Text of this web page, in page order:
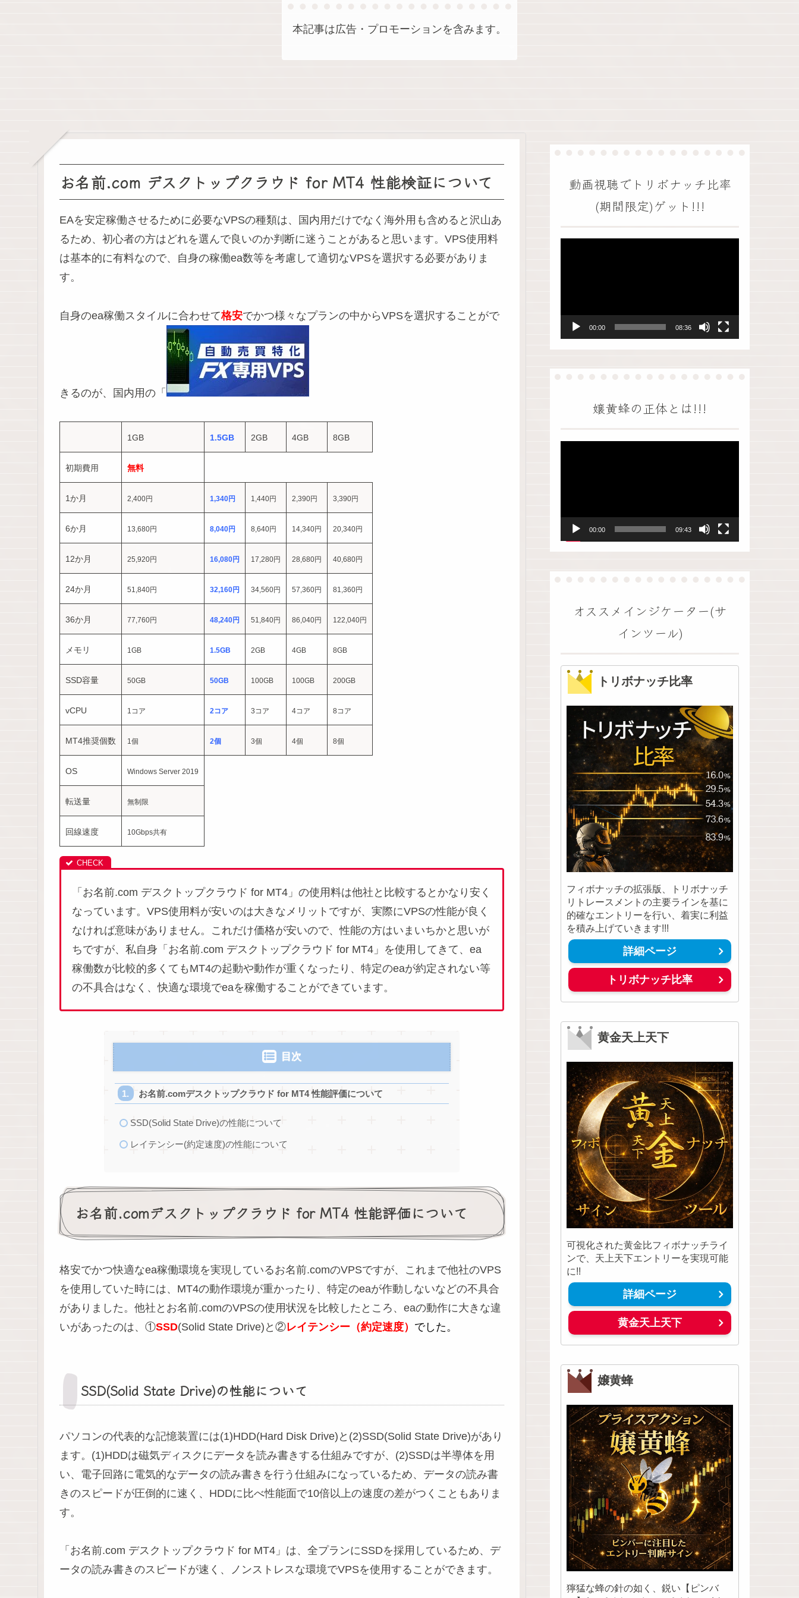
本記事は広告・プロモーションを含みます。
お名前.com デスクトップクラウド for MT4 性能検証について
EAを安定稼働させるために必要なVPSの種類は、国内用だけでなく海外用も含めると沢山あ
るため、初心者の方はどれを選んで良いのか判断に迷うことがあると思います。VPS使用料
は基本的に有料なので、自身の稼働ea数等を考慮して適切なVPSを選択する必要がありま
す。
自身のea稼働スタイルに合わせて格安でかつ様々なプランの中からVPSを選択することがで
きるのが、国内用の「
1GB 1.5GB 2GB 4GB 8GB
初期費用 無料
1か月 2,400円 1,340円 1,440円 2,390円 3,390円
6か月 13,680円 8,040円 8,640円 14,340円 20,340円
12か月 25,920円 16,080円 17,280円 28,680円 40,680円
24か月 51,840円 32,160円 34,560円 57,360円 81,360円
36か月 77,760円 48,240円 51,840円 86,040円 122,040円
メモリ 1GB 1.5GB 2GB 4GB 8GB
SSD容量 50GB 50GB 100GB 100GB 200GB
vCPU 1コア 2コア 3コア 4コア 8コア
MT4推奨個数 1個 2個 3個 4個 8個
OS Windows Server 2019
転送量 無制限
回線速度 10Gbps共有
「お名前.com デスクトップクラウド for MT4」の使用料は他社と比較するとかなり安く
なっています。VPS使用料が安いのは大きなメリットですが、実際にVPSの性能が良く
なければ意味がありません。これだけ価格が安いので、性能の方はいまいちかと思いが
ちですが、私自身「お名前.com デスクトップクラウド for MT4」を使用してきて、ea
稼働数が比較的多くてもMT4の起動や動作が重くなったり、特定のeaが約定されない等
の不具合はなく、快適な環境でeaを稼働することができています。
目次
お名前.comデスクトップクラウド for MT4 性能評価について
SSD(Solid State Drive)の性能について
レイテンシー(約定速度)の性能について
お名前.comデスクトップクラウド for MT4 性能評価について
格安でかつ快適なea稼働環境を実現しているお名前.comのVPSですが、これまで他社のVPS
を使用していた時には、MT4の動作環境が重かったり、特定のeaが作動しないなどの不具合
がありました。他社とお名前.comのVPSの使用状況を比較したところ、eaの動作に大きな違
いがあったのは、①SSD(Solid State Drive)と②レイテンシー（約定速度） でした。
SSD(Solid State Drive)の性能について
パソコンの代表的な記憶装置には(1)HDD(Hard Disk Drive)と(2)SSD(Solid State Drive)があり
ます。(1)HDDは磁気ディスクにデータを読み書きする仕組みですが、(2)SSDは半導体を用
い、電子回路に電気的なデータの読み書きを行う仕組みになっているため、データの読み書
きのスピードが圧倒的に速く、HDDに比べ性能面で10倍以上の速度の差がつくこともありま
す。
「お名前.com デスクトップクラウド for MT4」は、全プランにSSDを採用しているため、デ
ータの読み書きのスピードが速く、ノンストレスな環境でVPSを使用することができます。
動画視聴でトリボナッチ比率
(期間限定)ゲット!!!
ヤ
00:00 08:36
嬢黄蜂の正体とは!!!
ヤ
00:00 09:43
オススメインジケーター(サ
インツール)
トリボナッチ比率
フィボナッチの拡張版、トリボナッチ
リトレースメントの主要ラインを基に
的確なエントリーを行い、着実に利益
を積み上げていきます!!!
詳細ページ
トリボナッチ比率
黄金天上天下
可視化された黄金比フィボナッチライ
ンで、天上天下エントリーを実現可能
に!!
詳細ページ
黄金天上天下
嬢黄蜂
獰猛な蜂の針の如く、鋭い【ピンバ